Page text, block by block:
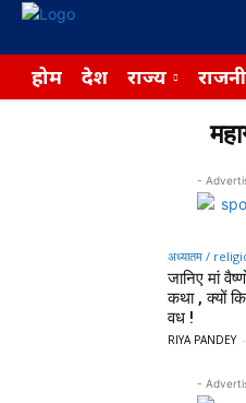
होम देश राज्य
-
अध्यातम /
जानिए मां
कथा , क्यों
वध !
RIYA PANDEY -
-